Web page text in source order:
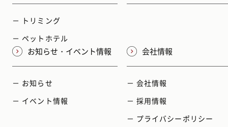
－ トリミング
－ ペットホテル
お知らせ・イベント情報
－ お知らせ
－ イベント情報
会社情報
－ 会社情報
－ 採用情報
－ プライバシーポリシー